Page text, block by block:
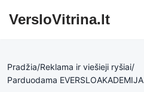
VersloVitrina.lt
Pradžia/Reklama ir viešieji ryšiai/
Parduodama